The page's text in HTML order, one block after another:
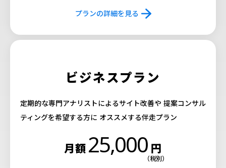
プランの詳細を見る
ビジネスプラン
定期的な専門アナリストによるサイト改善や 提案コンサル
ティングを希望する方に オススメする伴走プラン
月額 25,000 円
（税別）